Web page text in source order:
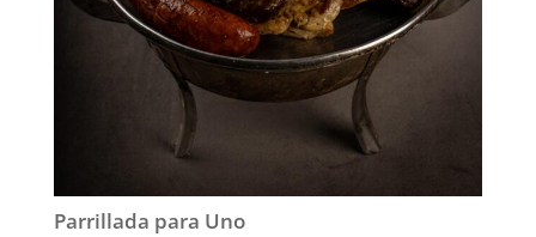
Parrillada para Uno